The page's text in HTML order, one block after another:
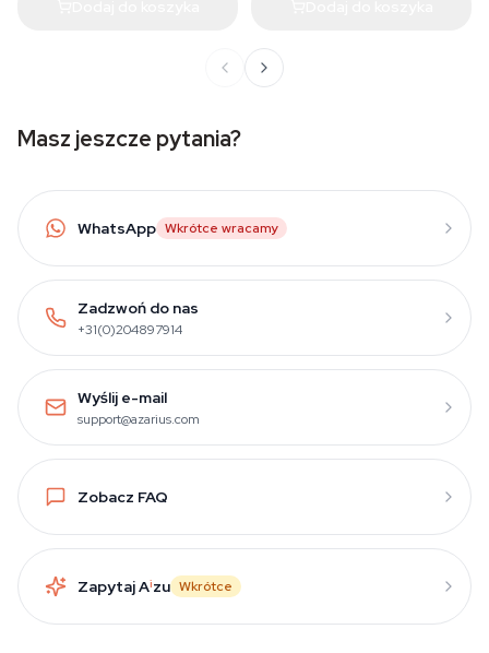
Masz jeszcze pytania?
WhatsApp Wkrótce wracamy
Zadzwoń do nas
+31(0)204897914
Wyślij e-mail
support@azarius.com
Zobacz FAQ
Zapytaj Aizu Wkrótce